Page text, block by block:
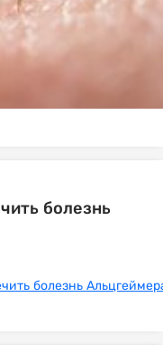
болезнь